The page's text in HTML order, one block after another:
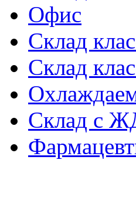
Офис
Склад
Склад
Склад с